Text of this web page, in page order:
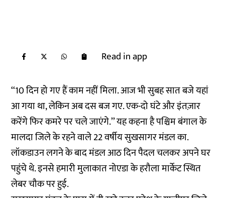
Read in app
‘‘10 दिन हो गए हैं काम नहीं मिला. आज भी सुबह सात बजे यहां
आ गया था, लेकिन अब दस बज गए. एक-दो घंटे और इंतज़ार
करेंगे फिर कमरे पर चले जाएंगे.’’ यह कहना है पश्चिम बंगाल के
मालदा जिले के रहने वाले 22 वर्षीय सुखसागर मंडल का.
लॉकडाउन लगने के बाद मंडल आठ दिन पैदल चलकर अपने घर
पहुंचे थे. इनसे हमारी मुलाकात नोएडा के हरौला मार्केट स्थित
लेबर चौक पर हुई.